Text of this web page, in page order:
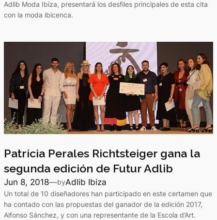
Adlib Moda Ibiza, presentará los desfiles principales de esta cita
con la moda ibicenca.
Patricia Perales Richtsteiger gana la
segunda edición de Futur Adlib
Jun 8, 2018—byAdlib Ibiza
Un total de 10 diseñadores han participado en este certamen que
ha contado con las propuestas del ganador de la edición 2017,
Alfonso Sánchez, y con una representante de la Escola d’Art.